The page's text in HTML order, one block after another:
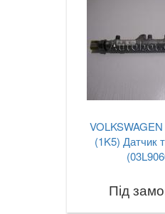
(1K5) Датчик
Під